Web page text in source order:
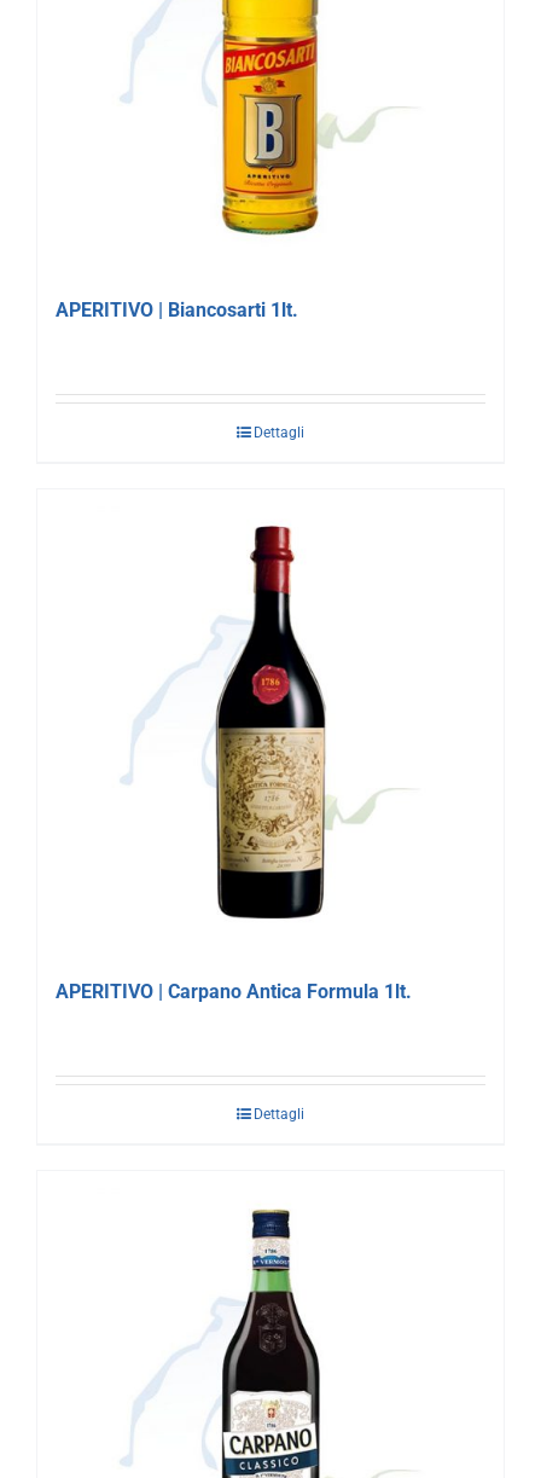
APERITIVO | Biancosarti 1lt.
Dettagli
APERITIVO | Carpano Antica Formula 1lt.
Dettagli